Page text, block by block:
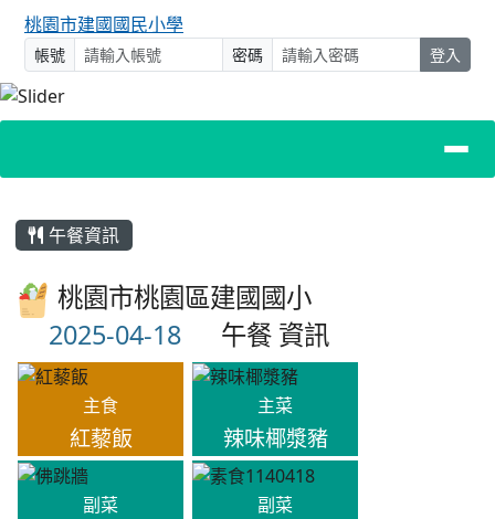
桃園市建國國民小學
帳號 密碼 登入
主內容區域
午餐資訊
桃園市桃園區建國國小
午餐 資訊
主食
紅藜飯
主菜
辣味椰漿豬
副菜 副菜